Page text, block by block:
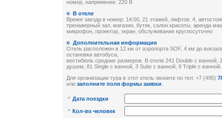
номер, напряжение: 220 В
В отеле
Время заезда в номер: 14:00, 21 этажей, лифтов: 4,
тренажерный зал, магазин, бутик, салон красоты, аренда
микрофон, проектор, экран, обслуживание круглосуточно
Дополнительная информация
Отель расположен в 12 км от аэропорта SOF, 4 км до
остановки автобуса,
вестибюль средних размеров. В отеле 241 Double с ванной,
душем, 81 Single с ванной, 3 Suite с ванной, 9 Triple с ванной.
Для организации тура в этот отель звоните по тел: +7 (495)
или заполните поля формы заявки:
* Дата поездки
* Кол-во человек